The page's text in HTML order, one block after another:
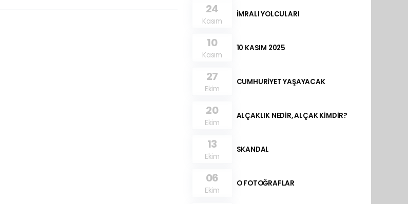
24
Kasım
İMRALI YOLCULARI
10
Kasım
10 KASIM 2025
27
Ekim
CUMHURİYET YAŞAYACAK
20
Ekim
ALÇAKLIK NEDİR, ALÇAK KİMDİR?
13
Ekim
SKANDAL
06
Ekim
O FOTOĞRAFLAR